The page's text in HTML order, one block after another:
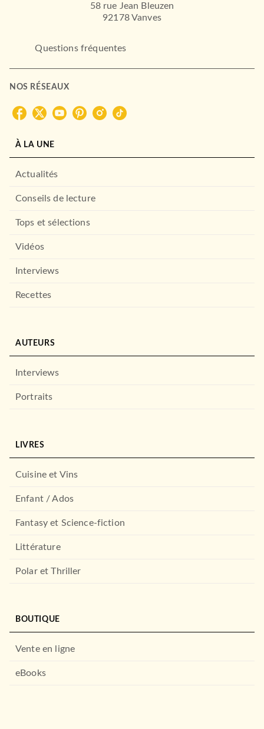
58 rue Jean Bleuzen
92178 Vanves
Questions fréquentes
NOS RÉSEAUX
À LA UNE
Actualités
Conseils de lecture
Tops et sélections
Vidéos
Interviews
Recettes
AUTEURS
Interviews
Portraits
LIVRES
Cuisine et Vins
Enfant / Ados
Fantasy et Science-fiction
Littérature
Polar et Thriller
BOUTIQUE
Vente en ligne
eBooks